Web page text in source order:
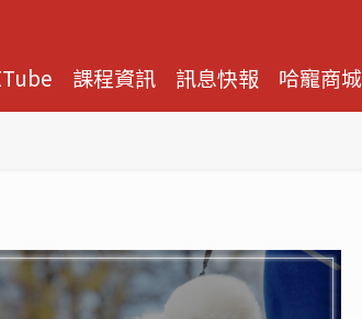
課程資訊 訊息快報 哈寵商城